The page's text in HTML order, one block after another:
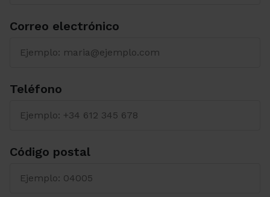
Correo electrónico
Teléfono
Código postal